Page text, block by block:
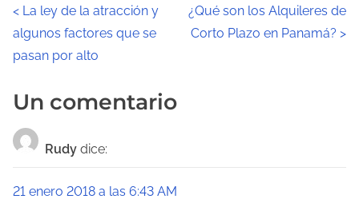
N
a
e
g
< La ley de la atracción y
algunos factores que se
pasan por alto
¿Qué son los Alquileres de
Corto Plazo en Panamá? >
Un comentario
Rudy dice:
21 enero 2018 a las 6:43 AM